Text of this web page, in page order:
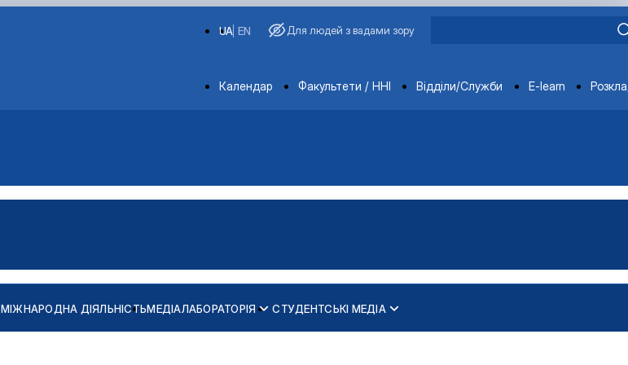
EN
UA Для людей з вадами зору
Departments
Календар Факультети / ННІ Відділи/Служби E-learn
МІЖНАРОДНА ДІЯЛЬНІСТЬМЕДІАЛАБОРАТОРІЯ СТУДЕНТСЬКІ МЕДІА